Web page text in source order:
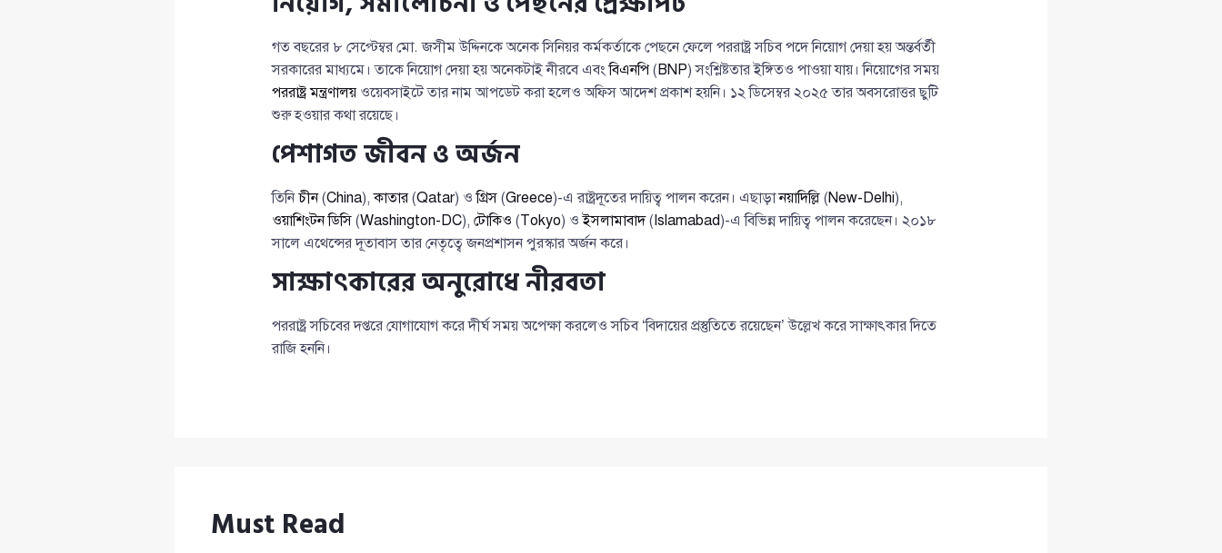
গত বছরের ৮ সেপ্টেম্বর মো. জসীম উদ্দিনকে অনেক সিনিয়র কর্মকর্তাকে পেছনে ফেলে পররাষ্ট্র সচিব পদে নিয়োগ দেয়া হয় অন্তর্বর্তী
সরকারের মাধ্যমে। তাকে নিয়োগ দেয়া হয় অনেকটাই নীরবে এবংবিএনপি(BNP) সংশ্লিষ্টতার ইঙ্গিতও পাওয়া যায়। নিয়োগের সময়
পররাষ্ট্র মন্ত্রণালয়ওয়েবসাইটে তার নাম আপডেট করা হলেও অফিস আদেশ প্রকাশ হয়নি। ১২ ডিসেম্বর ২০২৫ তার অবসরোত্তর ছুটি
শুরু হওয়ার কথা রয়েছে।
পেশাগত জীবন ও অর্জন
তিনিচীন(China),কাতার(Qatar) ওগ্রিস(Greece)-এ রাষ্ট্রদূতের দায়িত্ব পালন করেন। এছাড়ানয়াদিল্লি(New-Delhi),
ওয়াশিংটন ডিসি(Washington-DC), টোকিও (Tokyo) ওইসলামাবাদ(Islamabad)-এ বিভিন্ন দায়িত্ব পালন করেছেন। ২০১৮
সালে এথেন্সের দূতাবাস তার নেতৃত্বে জনপ্রশাসন পুরস্কার অর্জন করে।
সাক্ষাৎকারের অনুরোধে নীরবতা
পররাষ্ট্র সচিবের দপ্তরে যোগাযোগ করে দীর্ঘ সময় অপেক্ষা করলেও সচিব ‘বিদায়ের প্রস্তুতিতে রয়েছেন’ উল্লেখ করে সাক্ষাৎকার দিতে
রাজি হননি।
Must Read